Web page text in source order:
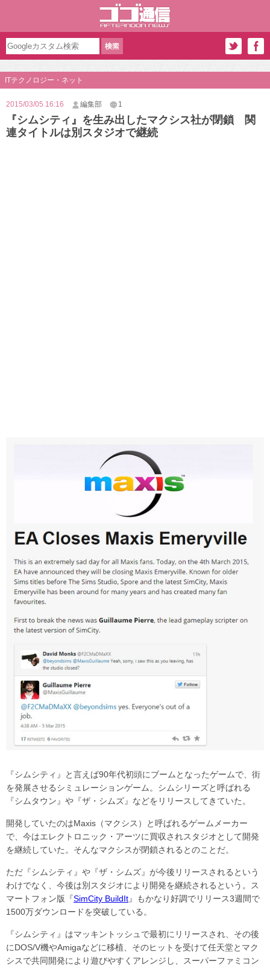
ITテクノロジー・ネット
2015/03/05 16:16 編集部 1
『シムシティ』を生み出したマクシス社が閉鎖 関
連タイトルは別スタジオで継続
『シムシティ』と言えば90年代初頭にブームとなったゲームで、街
を発展させるシミュレーションゲーム。シムシリーズと呼ばれる
『シムタウン』や『ザ・シムズ』などをリリースしてきていた。
開発していたのはMaxis（マクシス）と呼ばれるゲームメーカー
で、今はエレクトロニック・アーツに買収されスタジオとして開発
を継続していた。そんなマクシスが閉鎖されるとのことだ。
ただ『シムシティ』や『ザ・シムズ』が今後リリースされるという
わけでなく、今後は別スタジオにより開発を継続されるという。ス
マートフォン版『SimCity BuildIt』もかなり好調でリリース3週間で
1500万ダウンロードを突破している。
『シムシティ』はマッキントッシュで最初にリリースされ、その後
にDOS/V機やAmigaなどに移植、そのヒットを受けて任天堂とマク
シスで共同開発により遊びやすくアレンジし、スーパーファミコン